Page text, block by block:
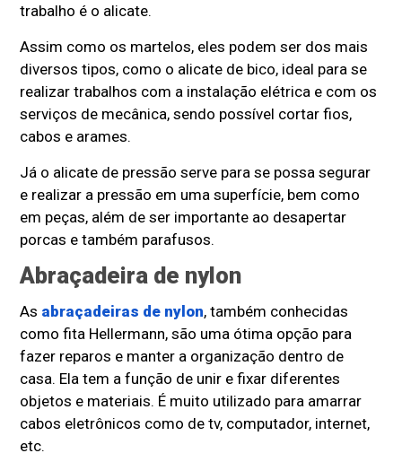
trabalho é o alicate.
Assim como os martelos, eles podem ser dos mais
diversos tipos, como o alicate de bico, ideal para se
realizar trabalhos com a instalação elétrica e com os
serviços de mecânica, sendo possível cortar fios,
cabos e arames.
Já o alicate de pressão serve para se possa segurar
e realizar a pressão em uma superfície, bem como
em peças, além de ser importante ao desapertar
porcas e também parafusos.
Abraçadeira de nylon
As abraçadeiras de nylon, também conhecidas
como fita Hellermann, são uma ótima opção para
fazer reparos e manter a organização dentro de
casa. Ela tem a função de unir e fixar diferentes
objetos e materiais. É muito utilizado para amarrar
cabos eletrônicos como de tv, computador, internet,
etc.